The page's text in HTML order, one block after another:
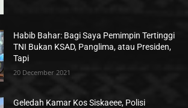
Habib Bahar: Bagi Saya Pemimpin Tertinggi
TNI Bukan KSAD, Panglima, atau Presiden,
Tapi
20 December 2021
Geledah Kamar Kos Siskaeee, Polisi